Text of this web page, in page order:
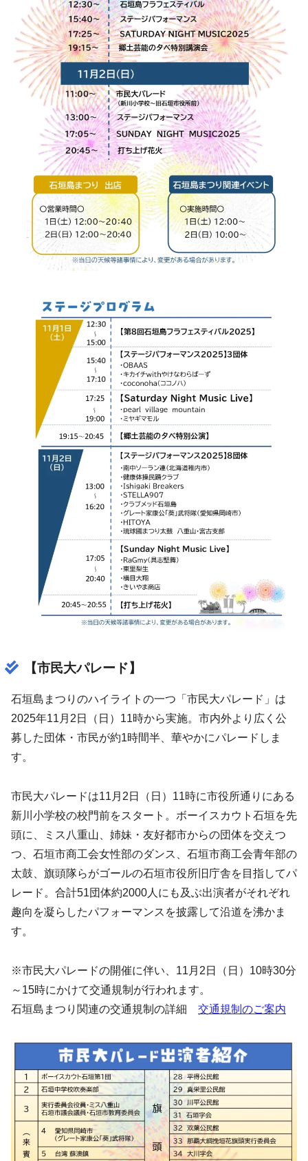
【市民大パレード】
石垣島まつりのハイライトの一つ「市民大パレード」は
2025年11月2日（日）11時から実施。市内外より広く公
募した団体・市民が約1時間半、華やかにパレードしま
す。
市民大パレードは11月2日（日）11時に市役所通りにある
新川小学校の校門前をスタート。ボーイスカウト石垣を先
頭に、ミス八重山、姉妹・友好都市からの団体を交えつ
つ、石垣市商工会女性部のダンス、石垣市商工会青年部の
太鼓、旗頭隊らがゴールの石垣市役所旧庁舎を目指してパ
レード。合計51団体約2000人にも及ぶ出演者がそれぞれ
趣向を凝らしたパフォーマンスを披露して沿道を沸かま
す。
※市民大パレードの開催に伴い、11月2日（日）10時30分
～15時にかけて交通規制が行われます。
石垣島まつり関連の交通規制の詳細 交通規制のご案内